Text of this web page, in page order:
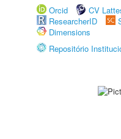
Orcid
CV
ResearcherID
Dimensions
Repositório